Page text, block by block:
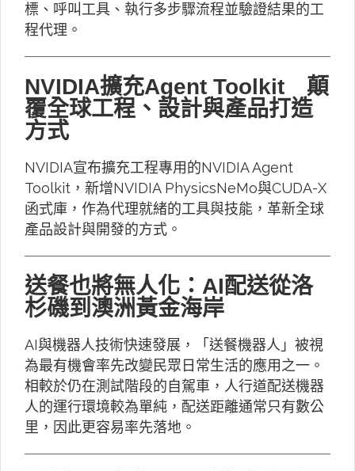
標、呼叫工具、執行多步驟流程並驗證結果的工
程代理。
NVIDIA擴充Agent Toolkit 顛
覆全球工程、設計與產品打造
方式
NVIDIA宣布擴充工程專用的NVIDIA Agent
Toolkit，新增NVIDIA PhysicsNeMo與CUDA-X
函式庫，作為代理就緒的工具與技能，革新全球
產品設計與開發的方式。
送餐也將無人化：AI配送從洛
杉磯到澳洲黃金海岸
AI與機器人技術快速發展，「送餐機器人」被視
為最有機會率先改變民眾日常生活的應用之一。
相較於仍在測試階段的自駕車，人行道配送機器
人的運行環境較為單純，配送距離通常只有數公
里，因此更容易率先落地。